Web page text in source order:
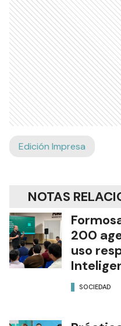
Edición Impresa
NOTAS
200
uso
SOCIEDAD